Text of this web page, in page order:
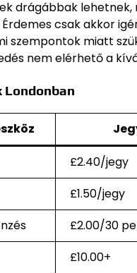
drágábbak lehetnek,
csak akkor
szempontok miatt
nem elérhető a
Londonban
£2.40/jegy
£1.50/jegy
£2.00/30
£10.00+